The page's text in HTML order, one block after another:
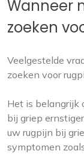
Wanneer
zoeken
Veelgestelde
zoeken voor
Het is belangrijk
bij griep
uw rugpijn bij
symptomen